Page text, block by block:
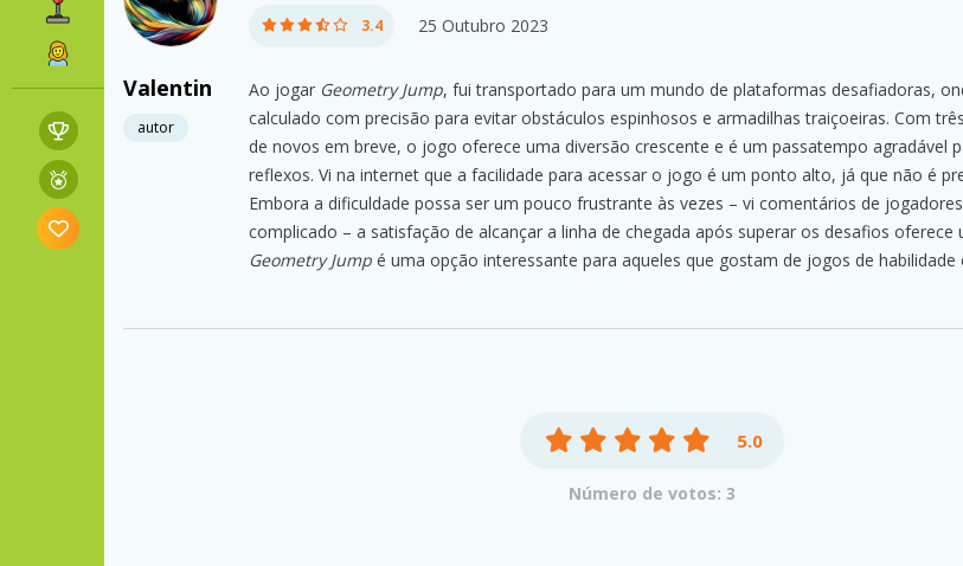
Valentin
autor
3.4 25 Outubro 2023
Ao jogar Geometry Jump, fui transportado para um mundo de plataformas desafiadoras,
calculado com precisão para evitar obstáculos espinhosos e armadilhas traiçoeiras. Com
de novos em breve, o jogo oferece uma diversão crescente e é um passatempo agradável
reflexos. Vi na internet que a facilidade para acessar o jogo é um ponto alto, já que não é
Embora a dificuldade possa ser um pouco frustrante às vezes – vi comentários de
complicado – a satisfação de alcançar a linha de chegada após superar os desafios oferece
Geometry Jump é uma opção interessante para aqueles que gostam de jogos de habilidade
5.0
Número de votos: 3